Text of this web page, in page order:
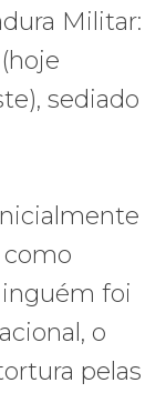
Militar:
sediado
foi
o
pelas